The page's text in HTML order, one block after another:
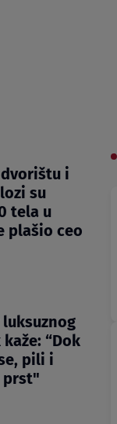
i
su
tela u
plašio ceo
luksuznog
“Dok
pili i
prst"